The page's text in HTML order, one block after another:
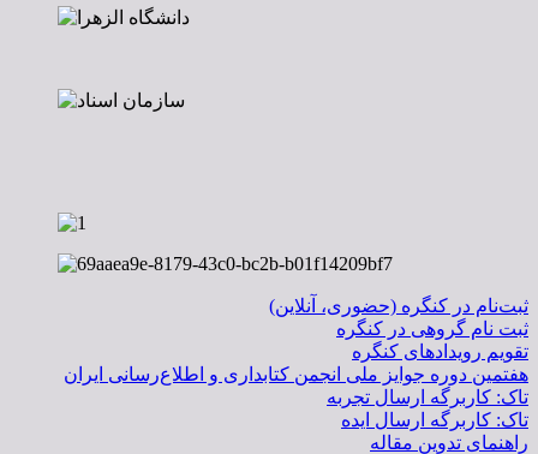
ثبت‌نام در کنگره (حضوری، آنلاین)
ثبت نام گروهی در کنگره
تقویم رویدادهای کنگره
هفتمین دوره جوایز ملی انجمن کتابداری و اطلاع‌رسانی ایران
تاک: کاربرگه ارسال تجربه
تاک: کاربرگه ارسال ایده
راهنمای تدوين مقاله